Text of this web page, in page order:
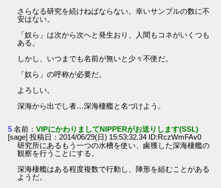
さらなる研究を続けねばならない。幸いサンプルの数に不
安はない。
「奴ら」は次から次へと発生おり、人間もコネがいくつも
ある。
しかし、いつまでも名前が無いと少々不便だ。
「奴ら」の呼称が必要だ。
よろしい。
深海から出でし者…深海棲艦と名づけよう。
5 名前：VIPにかわりましてNIPPERがお送りします(SSL)
[sage] 投稿日：2014/06/29(日) 15:53:32.34 ID:RczWmFAv0
研究所にあるもう一つの水槽を使い、鹵獲した深海棲艦の
観察を行うことにする。
深海棲艦はある程度複数で行動し、陣形を組むことがある
ようだ。